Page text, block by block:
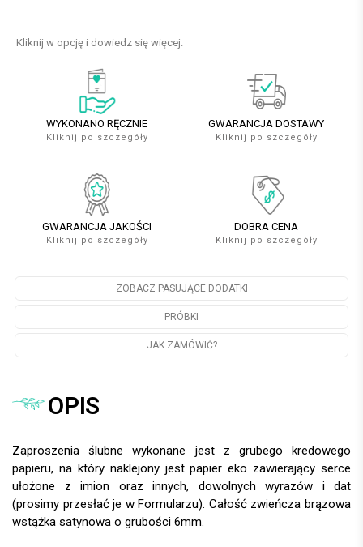
Kliknij w opcję i dowiedz się więcej.
WYKONANO RĘCZNIE
Kliknij po szczegóły
GWARANCJA DOSTAWY
Kliknij po szczegóły
GWARANCJA JAKOŚCI
Kliknij po szczegóły
DOBRA CENA
Kliknij po szczegóły
ZOBACZ PASUJĄCE DODATKI
PRÓBKI
JAK ZAMÓWIĆ?
OPIS
Zaproszenia ślubne wykonane jest z grubego kredowego
papieru, na który naklejony jest papier eko zawierający serce
ułożone z imion oraz innych, dowolnych wyrazów i dat
(prosimy przesłać je w Formularzu). Całość zwieńcza brązowa
wstążka satynowa o grubości 6mm.